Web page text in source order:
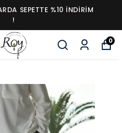
SEPETTE %10 İNDIRIM
!
0